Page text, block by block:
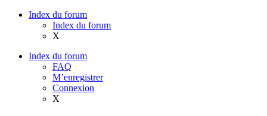
Index du forum
Index du forum
X
Index du forum
FAQ
M’enregistrer
Connexion
X